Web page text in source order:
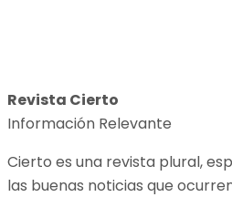
Revista Cierto
Información Relevante
Cierto es una revista plural,
las buenas noticias que